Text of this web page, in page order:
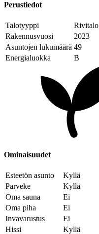
Perustiedot
Talotyyppi
Rivitalo
Rakennusvuosi
2023
Asuntojen lukumäärä 49
Energialuokka
B
Ominaisuudet
Esteetön asunto
Kyllä
Parveke
Kyllä
Oma sauna
Ei
Oma piha
Ei
Invavarustus
Ei
Hissi
Kyllä